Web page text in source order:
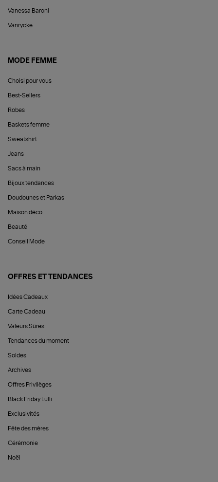
Vanessa Baroni
Vanrycke
MODE FEMME
Choisi pour vous
Best-Sellers
Robes
Baskets femme
Sweatshirt
Jeans
Sacs à main
Bijoux tendances
Doudounes et Parkas
Maison déco
Beauté
Conseil Mode
OFFRES ET TENDANCES
Idées Cadeaux
Carte Cadeau
Valeurs Sûres
Tendances du moment
Soldes
Archives
Offres Privilèges
Black Friday Lulli
Exclusivités
Fête des mères
Cérémonie
Noël